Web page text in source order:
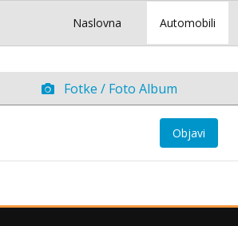
Naslovna Automobili
Fotke / Foto Album
Objavi